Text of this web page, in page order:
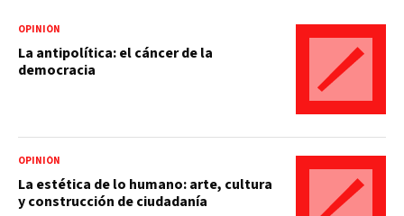
OPINIÓN
La antipolítica: el cáncer de la
democracia
OPINIÓN
La estética de lo humano: arte, cultura
y construcción de ciudadanía